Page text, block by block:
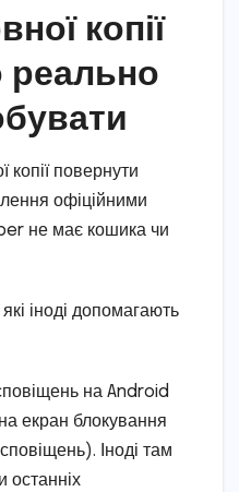
копії
повернути
офіційними
не має кошика чи
іноді допомагають
на Android
екран блокування
Іноді там
останніх